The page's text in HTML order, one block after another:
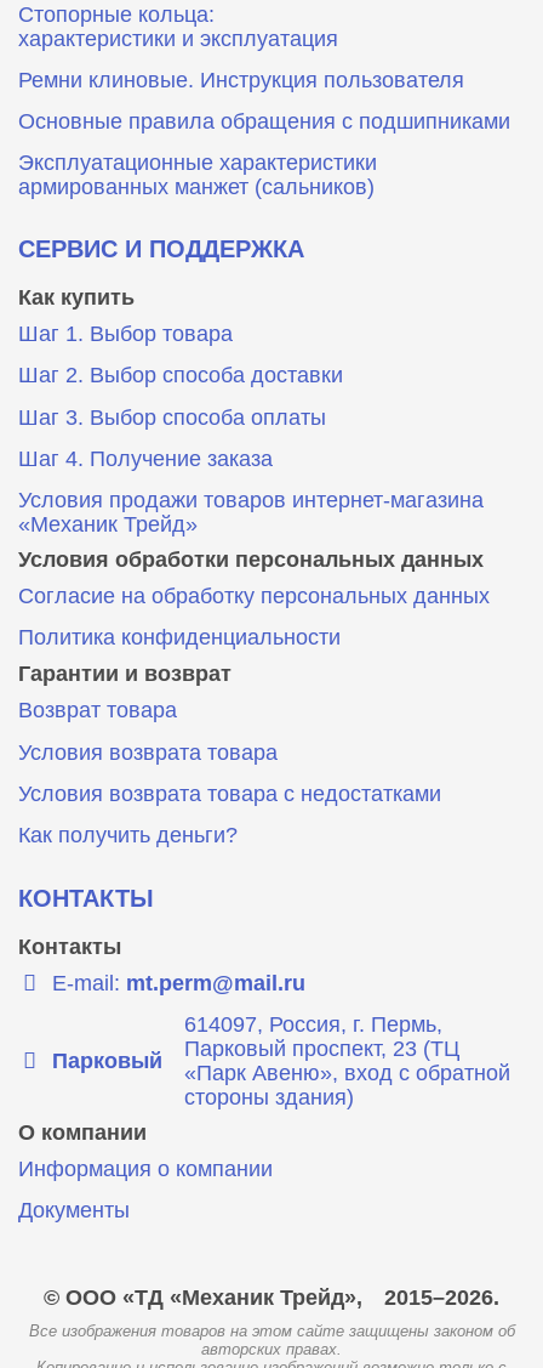
Стопорные кольца:
характеристики и эксплуатация
Ремни клиновые. Инструкция пользователя
Основные правила обращения с подшипниками
Эксплуатационные характеристики
армированных манжет (сальников)
СЕРВИС И ПОДДЕРЖКА
Как купить
Шаг 1. Выбор товара
Шаг 2. Выбор способа доставки
Шаг 3. Выбор способа оплаты
Шаг 4. Получение заказа
Условия продажи товаров интернет-магазина
«Механик Трейд»
Условия обработки персональных данных
Согласие на обработку персональных данных
Политика конфиденциальности
Гарантии и возврат
Возврат товара
Условия возврата товара
Условия возврата товара с недостатками
Как получить деньги?
КОНТАКТЫ
Контакты
E-mail: mt.perm@mail.ru
Парковый
614097, Россия, г. Пермь,
Парковый проспект, 23 (ТЦ
«Парк Авеню», вход с обратной
стороны здания)
О компании
Информация о компании
Документы
© ООО «ТД «Механик Трейд», 2015–2026.
Все изображения товаров на этом сайте защищены законом об
авторских правах.